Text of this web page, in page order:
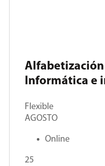
Informática e
Flexible
AGOSTO
Online
25